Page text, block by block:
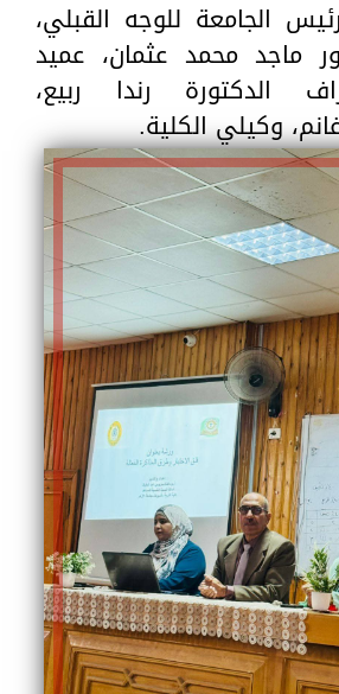
الجامعة للوجه القبلي،
ماجد محمد عثمان، عميد
الدكتورة رندا ربيع،
وكيلي الكلية.